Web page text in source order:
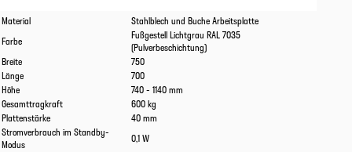
Eigenschaften
Material
Stahlblech und Buche Arbeitsplatte
Farbe
Fußgestell Lichtgrau RAL 7035
(Pulverbeschichtung)
Breite
750
Länge
700
Höhe
740 - 1140 mm
Gesamttragkraft
600 kg
Plattenstärke
40 mm
Stromverbrauch im Standby-
Modus
0,1 W